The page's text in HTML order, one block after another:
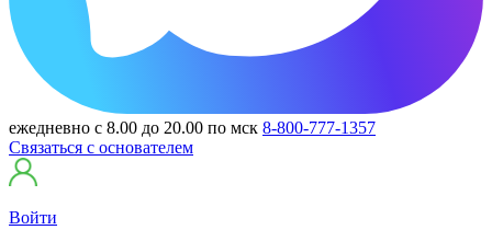
ежедневно с 8.00 до 20.00 по мск 8-800-777-1357
Связаться с основателем
Войти